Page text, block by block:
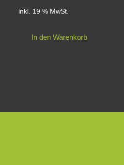
inkl. 19 % MwSt.
In den Warenkorb